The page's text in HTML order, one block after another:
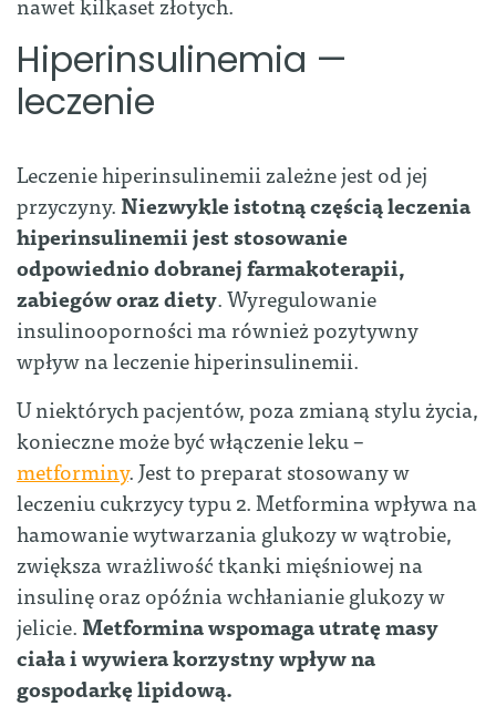
Hiperinsulinemia —
leczenie
Leczenie hiperinsulinemii zależne jest od jej
przyczyny.Niezwykle istotną częścią leczenia
hiperinsulinemii jest stosowanie
odpowiednio dobranej farmakoterapii,
zabiegów oraz diety. Wyregulowanie
insulinooporności ma również pozytywny
wpływ na leczenie hiperinsulinemii.
U niektórych pacjentów, poza zmianą stylu życia,
konieczne może być włączenie leku –
metforminy. Jest to preparat stosowany w
leczeniu cukrzycy typu 2. Metformina wpływa na
hamowanie wytwarzania glukozy w wątrobie,
zwiększa wrażliwość tkanki mięśniowej na
insulinę oraz opóźnia wchłanianie glukozy w
jelicie.Metformina wspomaga utratę masy
ciała i wywiera korzystny wpływ na
gospodarkę lipidową.